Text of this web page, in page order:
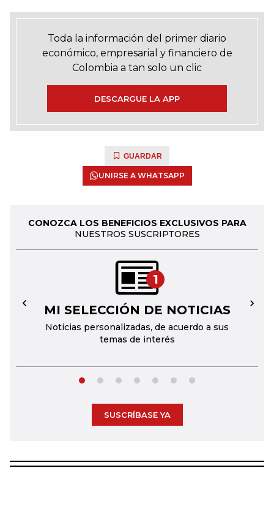
Toda la información del primer diario
económico, empresarial y financiero de
Colombia a tan solo un clic
DESCARGUE LA APP
GUARDAR
UNIRSE A WHATSAPP
CONOZCA LOS BENEFICIOS EXCLUSIVOS PARA
NUESTROS SUSCRIPTORES
1
MI SELECCIÓN DE NOTICIAS
Noticias personalizadas, de acuerdo a sus
temas de interés
← →
SUSCRÍBASE YA